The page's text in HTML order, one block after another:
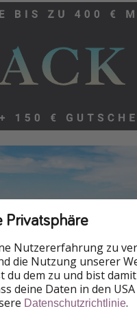
Privatsphäre
Nutzererfahrung zu
die Nutzung unserer
du dem zu und bist
deine Daten in den
Datenschutzrichtlinie.